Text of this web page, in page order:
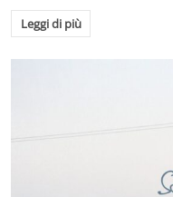
Leggi di più